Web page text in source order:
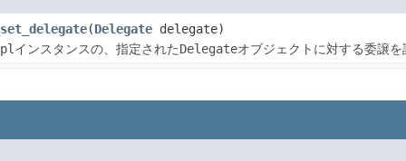
_set_delegate(Delegate delegate)
インスタンスの、指定されたDelegateオブジェクトに対する委譲